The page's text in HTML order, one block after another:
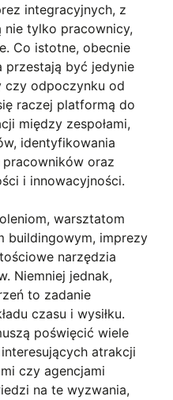
integracyjnych, z
tylko pracownicy,
Co istotne, obecnie
przestają być jedynie
czy odpoczynku od
raczej platformą do
między zespołami,
identyfikowania
pracowników oraz
i innowacyjności.
warsztatom
buildingowym, imprezy
narzędzia
Niemniej jednak,
to zadanie
czasu i wysiłku.
poświęcić wiele
atrakcji
czy agencjami
na te wyzwania,